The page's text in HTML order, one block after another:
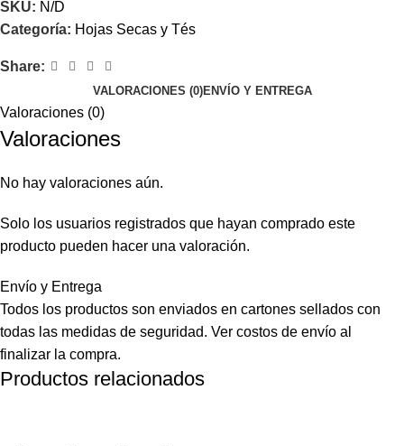
SKU: N/D
Categoría: Hojas Secas y Tés
Share:
VALORACIONES (0)ENVÍO Y ENTREGA
Valoraciones (0)
Valoraciones
No hay valoraciones aún.
Solo los usuarios registrados que hayan comprado este
producto pueden hacer una valoración.
Envío y Entrega
Todos los productos son enviados en cartones sellados con
todas las medidas de seguridad. Ver costos de envío al
finalizar la compra.
Productos relacionados